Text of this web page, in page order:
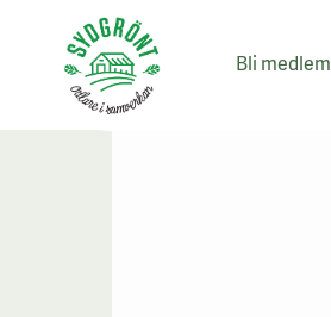
Bli medlem